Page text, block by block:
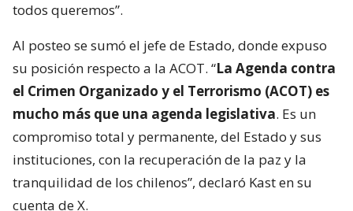
todos queremos”.
Al posteo se sumó el jefe de Estado, donde expuso
su posición respecto a la ACOT. “La Agenda contra
el Crimen Organizado y el Terrorismo (ACOT) es
mucho más que una agenda legislativa. Es un
compromiso total y permanente, del Estado y sus
instituciones, con la recuperación de la paz y la
tranquilidad de los chilenos”, declaró Kast en su
cuenta de X.